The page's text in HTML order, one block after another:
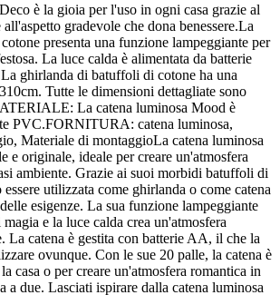
è la gioia per l'uso in ogni casa grazie al
gradevole che dona benessere.La
presenta una funzione lampeggiante per
La luce calda è alimentata da batterie
ghirlanda di batuffoli di cotone ha una
Tutte le dimensioni dettagliate sono
La catena luminosa Mood è
PVC.FORNITURA: catena luminosa,
Materiale di montaggioLa catena luminosa
e originale, ideale per creare un'atmosfera
ambiente. Grazie ai suoi morbidi batuffoli di
utilizzata come ghirlanda o come catena
esigenze. La sua funzione lampeggiante
e la luce calda crea un'atmosfera
La catena è gestita con batterie AA, il che la
ovunque. Con le sue 20 palle, la catena è
casa o per creare un'atmosfera romantica in
a due. Lasciati ispirare dalla catena luminosa